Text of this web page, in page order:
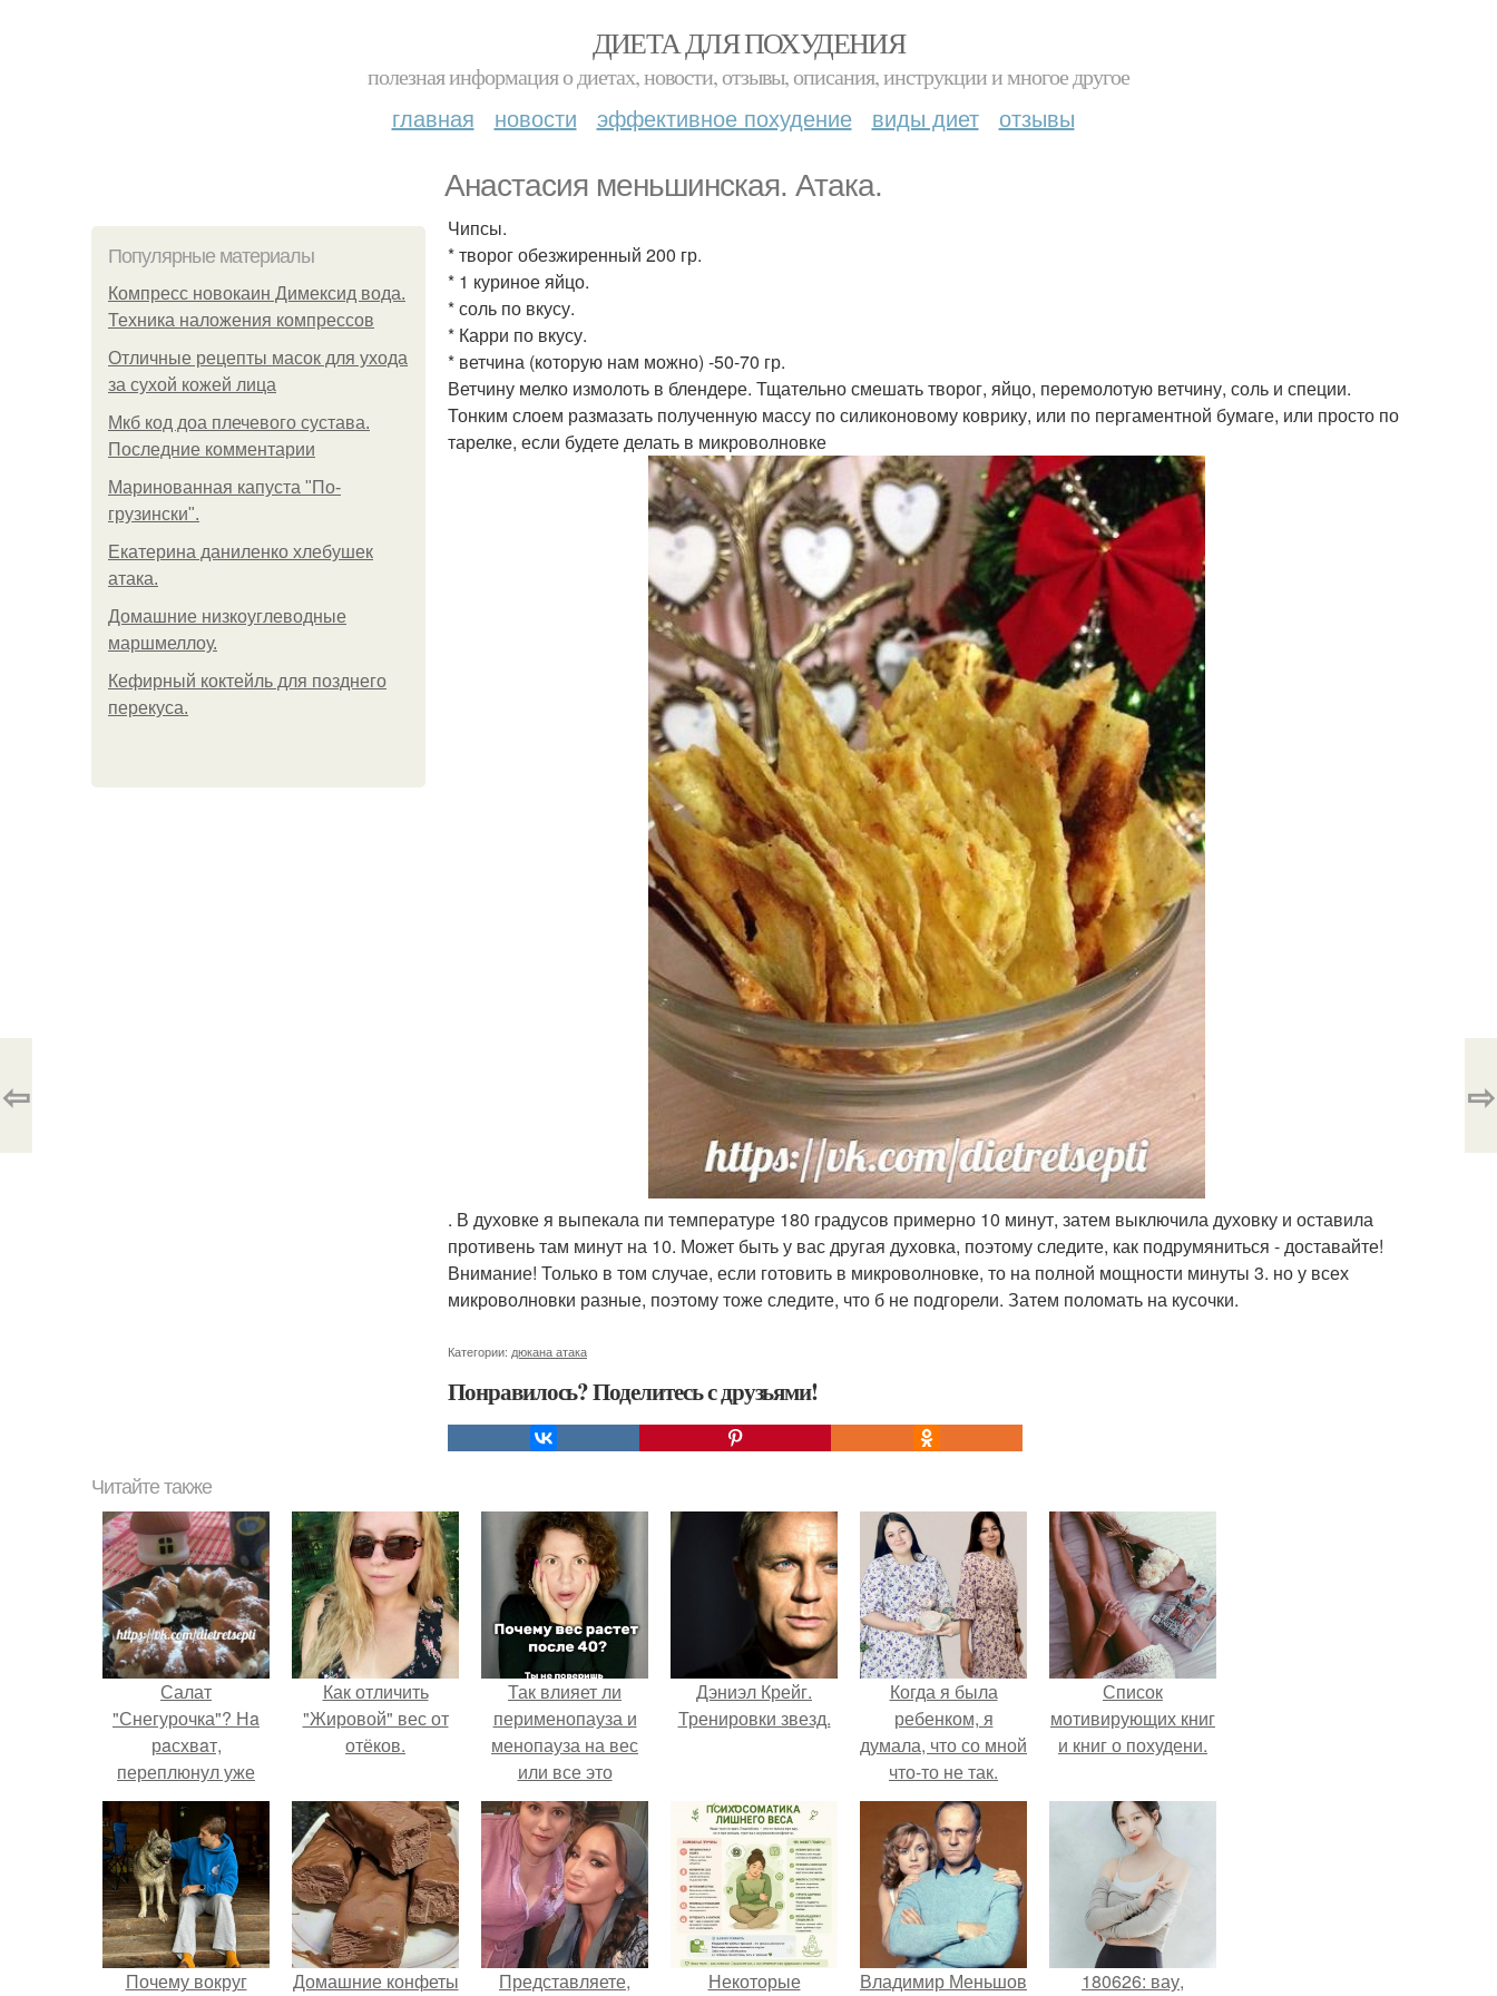
ДИЕТА ДЛЯ ПОХУДЕНИЯ
полезная информация о диетах, новости, отзывы, описания, инструкции и многое другое
главная новости эффективное похудение виды диет отзывы
Анастасия меньшинская. Атака.
Популярные материалы
Компресс новокаин Димексид вода.
Техника наложения компрессов
Отличные рецепты масок для ухода
за сухой кожей лица
Мкб код доа плечевого сустава.
Последние комментарии
Маринованная капуста "По-
грузински".
Екатерина даниленко хлебушек
атака.
Домашние низкоуглеводные
маршмеллоу.
Кефирный коктейль для позднего
перекуса.
Чипсы.
* творог обезжиренный 200 гр.
* 1 куриное яйцо.
* соль по вкусу.
* Карри по вкусу.
* ветчина (которую нам можно) -50-70 гр.
Ветчину мелко измолоть в блендере. Тщательно смешать творог, яйцо, перемолотую ветчину, соль и специи.
Тонким слоем размазать полученную массу по силиконовому коврику, или по пергаментной бумаге, или просто по
тарелке, если будете делать в микроволновке
. В духовке я выпекала пи температуре 180 градусов примерно 10 минут, затем выключила духовку и оставила
противень там минут на 10. Может быть у вас другая духовка, поэтому следите, как подрумяниться - доставайте!
Внимание! Только в том случае, если готовить в микроволновке, то на полной мощности минуты 3. но у всех
микроволновки разные, поэтому тоже следите, что б не подгорели. Затем поломать на кусочки.
Категории: дюкана атака
Понравилось? Поделитесь с друзьями!
⇦ ⇨
Читайте также
Салат
"Снегурочка"? Нa
рaсхвaт,
переплюнул уже
шубу и oливье,
вкуснoтище!
Как отличить
"Жировой" вес от
отёков.
Так влияет ли
перименопауза и
менопауза на вес
или все это
ерунда?
Дэниэл Крейг.
Тренировки звезд.
Когда я была
ребенком, я
думала, что со мной
что-то не так.
Список
мотивирующих книг
и книг о похудени.
Почему вокруг
Домашние конфеты
Представляете,
Некоторые
Владимир Меньшов
180626: вау,